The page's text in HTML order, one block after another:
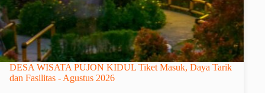
DESA WISATA PUJON KIDUL Tiket Masuk, Daya Tarik
dan Fasilitas - Agustus 2026